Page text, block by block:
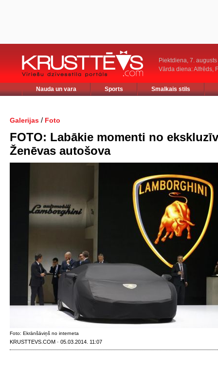
Piektdiena, 7. augusts
Vārda diena: Alfrēds,
Nauda un vara Sports Smalkais stils
Galerijas / Foto
FOTO: Labākie momenti no
Ženēvas autošova
Foto: Ekrānšāviņš no interneta
KRUSTTEVS.COM · 05.03.2014. 11:07